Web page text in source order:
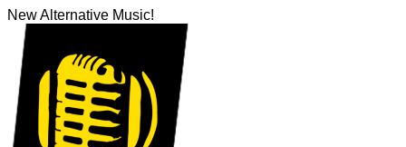
New Alternative Music!